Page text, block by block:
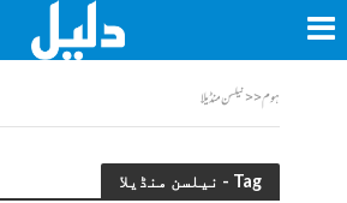
ہوم<<نیلسن منڈیلا
Tag - نیلسن منڈیلا